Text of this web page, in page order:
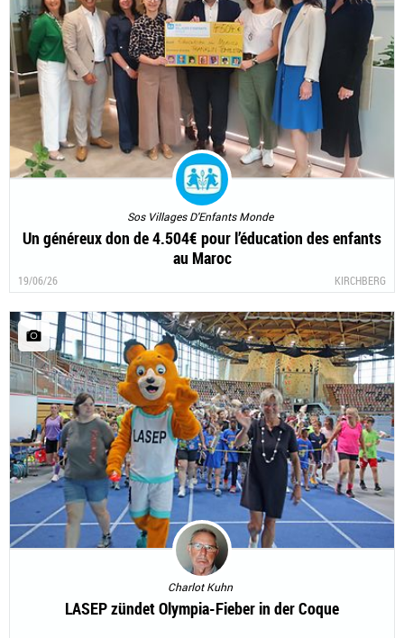
Sos Villages D'Enfants Monde
Un généreux don de 4.504€ pour l’éducation des enfants
au Maroc
19/06/26 KIRCHBERG
Charlot Kuhn
LASEP zündet Olympia-Fieber in der Coque